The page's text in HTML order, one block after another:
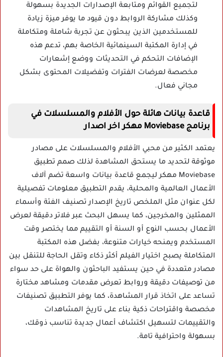
لتجميع القوائم ومتابعة الإصدارات الجديدة بسهولة
وكذلك مشاركة الروابط دون قيود ما يوفر ميزة زيادة
للمستخدمين الذين يبحثون عن تجربة شاملة ومتكاملة
في إدارة المكتبة السينمائية الخاصة بهم، تدعم هذه
الإضافات التحكم في التحديثات ووضع إشعارات
مخصصة لعرضات الفترات وتفضيلات المحتوى بشكل
مجاني فعال.
قاعدة بيانات هائلة حول الأفلام والمسلسلات في
برنامج Moviebase مهكر اخر اصدار
يعتمد الكثير من محبي الأفلام والمسلسلات على مصادر
موثوقة لتحديد ما يستحق المشاهدة لذلك صمم تطبيق
Moviebase مهكر ليجمع قاعدة بيانات واسعة تضم آلاف
الأعمال العالمية والمحلية، يقدم التطبيق معلومات تفصيلية
لكل عنوان مثل الملخص تاريخ الإصدار تصنيف الفئة وأسماء
الممثلين والمخرجين، كما يسهل البحث عبر فلاتر دقيقة لعرض
الأعمال بحسب النوع أو السنة أو التقييم مما يختصر وقت
المستخدم ويمنحه خيارات متنوعة، بفضل هذه المكتبة
المتكاملة يصبح اختيار الفيلم أكثر ذكاء وتقل الحاجة للتنقل بين
مصادر متعددة في حين يستفيد الباحثون والهواة على حد سواء
من توصيفات دقيقة وروابط تعرض مقدمات ومشاهد مختارة
تساعد على اتخاذ قرار المشاهدة، كما يوفر التطبيق تصنيفات
مخصصة واقتراحات ذكية بناء على تاريخ المشاهدات
والتقييمات لتسهيل اكتشاف أعمال جديدة تناسب ذوقك،
بسهولة واحترافية تامة.